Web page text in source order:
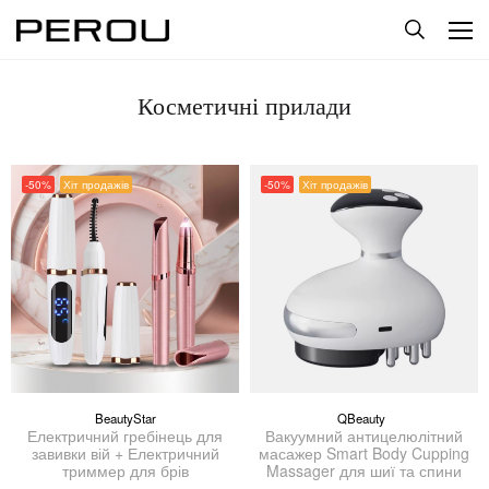
Косметичні прилади
-50% Хіт продажів
BeautyStar
Електричний гребінець для
завивки вій + Електричний
триммер для брів
-50% Хіт продажів
QBeauty
Вакуумний антицелюлітний
масажер Smart Body Cupping
Massager для шиї та спини